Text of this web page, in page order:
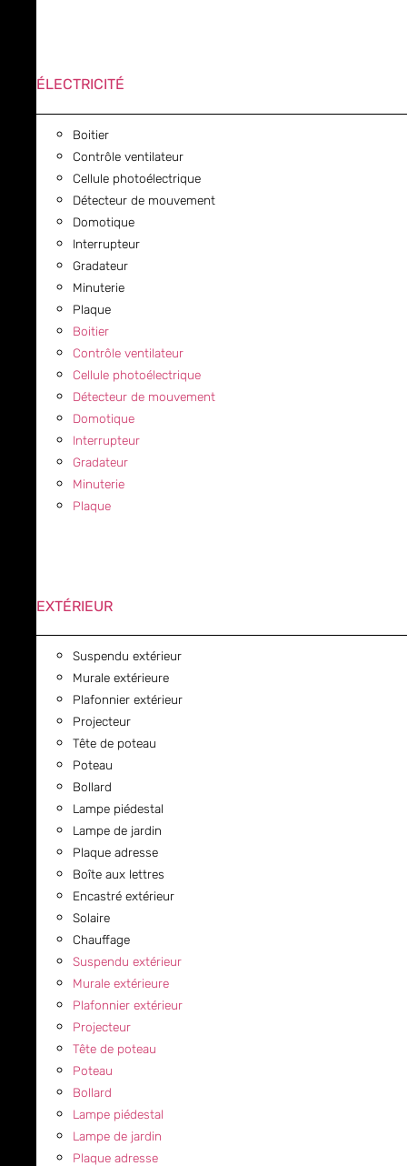
ÉLECTRICITÉ
Boitier
Contrôle ventilateur
Cellule photoélectrique
Détecteur de mouvement
Domotique
Interrupteur
Gradateur
Minuterie
Plaque
Boitier
Contrôle ventilateur
Cellule photoélectrique
Détecteur de mouvement
Domotique
Interrupteur
Gradateur
Minuterie
Plaque
EXTÉRIEUR
Suspendu extérieur
Murale extérieure
Plafonnier extérieur
Projecteur
Tête de poteau
Poteau
Bollard
Lampe piédestal
Lampe de jardin
Plaque adresse
Boîte aux lettres
Encastré extérieur
Solaire
Chauffage
Suspendu extérieur
Murale extérieure
Plafonnier extérieur
Projecteur
Tête de poteau
Poteau
Bollard
Lampe piédestal
Lampe de jardin
Plaque adresse